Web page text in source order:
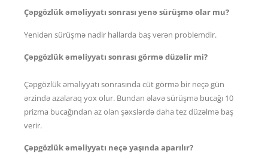
Çəpgözlük əməliyyatı sonrası yenə sürüşmə olar mu?
Yenidən sürüşmə nadir hallarda baş verən problemdir.
Çəpgözlük əməliyyatı sonrası görmə düzəlir mi?
Çəpgözlük əməliyyatı sonrasında cüt görmə bir neçə gün
ərzində azalaraq yox olur. Bundan əlavə sürüşmə bucağı 10
prizma bucağından az olan şəxslərdə daha tez düzəlmə baş
verir.
Çəpgözlük əməliyyatı neçə yaşında aparılır?